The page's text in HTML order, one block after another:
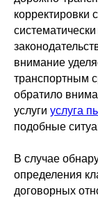
корректировки
внимание
транспортным
обратило
услуги услуга
подобные
В случае
определения
договорных